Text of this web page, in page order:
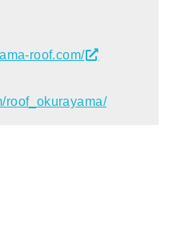
roof.com/
roof_okurayama/